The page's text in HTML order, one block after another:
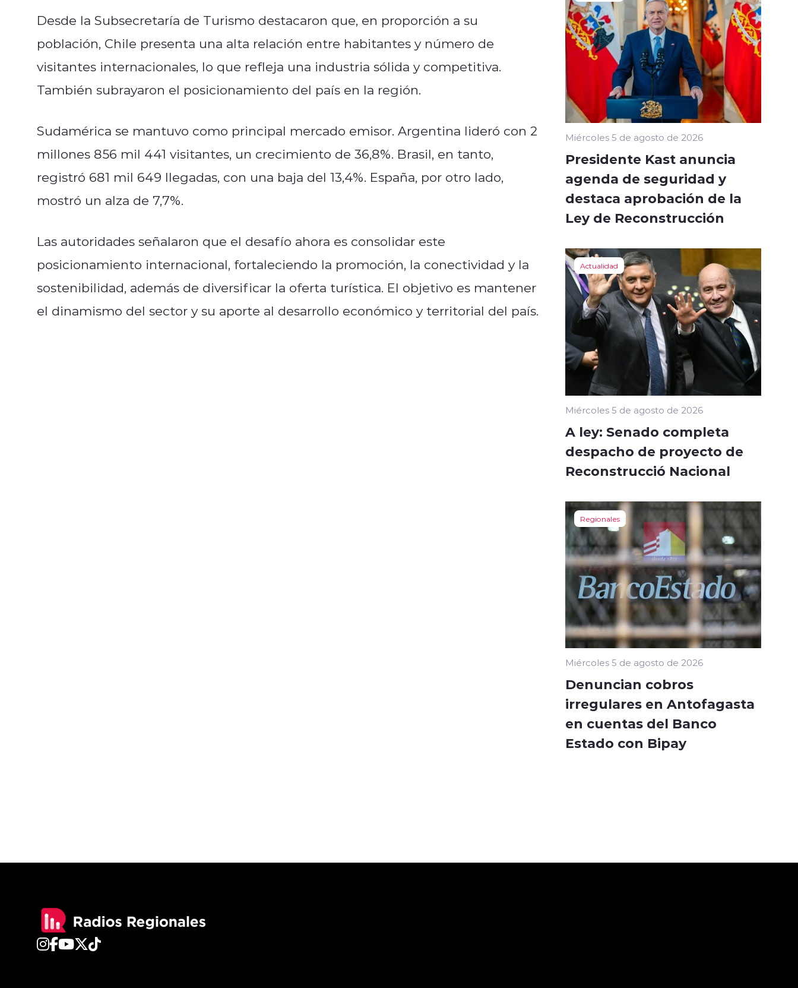
Desde la Subsecretaría de Turismo destacaron que, en proporción a su
población, Chile presenta una alta relación entre habitantes y número de
visitantes internacionales, lo que refleja una industria sólida y competitiva.
También subrayaron el posicionamiento del país en la región.
Sudamérica se mantuvo como principal mercado emisor. Argentina lideró con 2
millones 856 mil 441 visitantes, un crecimiento de 36,8%. Brasil, en tanto,
registró 681 mil 649 llegadas, con una baja del 13,4%. España, por otro lado,
mostró un alza de 7,7%.
Las autoridades señalaron que el desafío ahora es consolidar este
posicionamiento internacional, fortaleciendo la promoción, la conectividad y la
sostenibilidad, además de diversificar la oferta turística. El objetivo es mantener
el dinamismo del sector y su aporte al desarrollo económico y territorial del país.
Miércoles 5 de agosto de 2026
Presidente Kast anuncia
agenda de seguridad y
destaca aprobación de la
Ley de Reconstrucción
Actualidad
Miércoles 5 de agosto de 2026
A ley: Senado completa
despacho de proyecto de
Reconstrucció Nacional
Regionales
Miércoles 5 de agosto de 2026
Denuncian cobros
irregulares en Antofagasta
en cuentas del Banco
Estado con Bipay